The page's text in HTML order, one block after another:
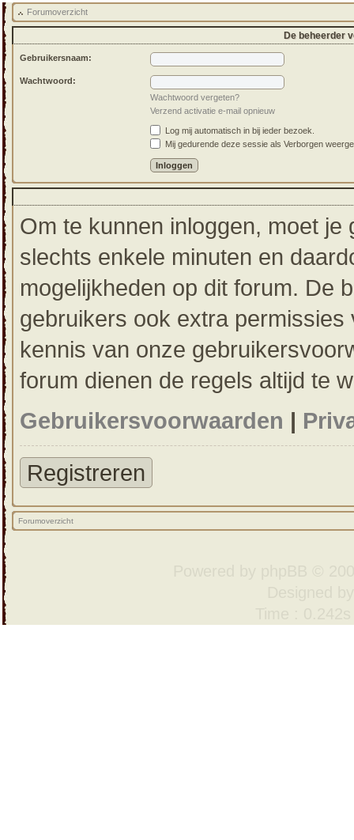
Forumoverzicht
De beheerder
Gebruikersnaam:
Wachtwoord:
Wachtwoord vergeten?
Verzend activatie e-mail opnieuw
Log mij automatisch in bij ieder bezoek.
Mij gedurende deze sessie als Verborgen
Om te kunnen inloggen, moet
slechts enkele minuten en
mogelijkheden op dit forum. De
gebruikers ook extra
kennis van onze
forum dienen de regels altijd te
Gebruikersvoorwaarden |
Registreren
Forumoverzicht